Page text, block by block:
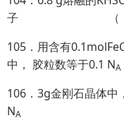
子 （
105．用含有
中， 胶粒数等于0.1 NA
106．3g金刚石晶体中
NA
（